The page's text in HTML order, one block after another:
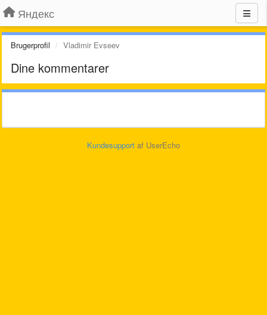
Яндекс
Brugerprofil Vladimir Evseev
Dine kommentarer
Kundesupport af UserEcho